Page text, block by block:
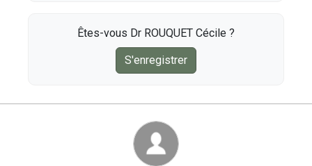
Êtes-vous Dr ROUQUET Cécile ?
S'enregistrer